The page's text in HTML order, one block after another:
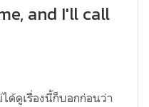
and I'll call
ได้ดูเรื่องนี้ก็บอกก่อนว่า